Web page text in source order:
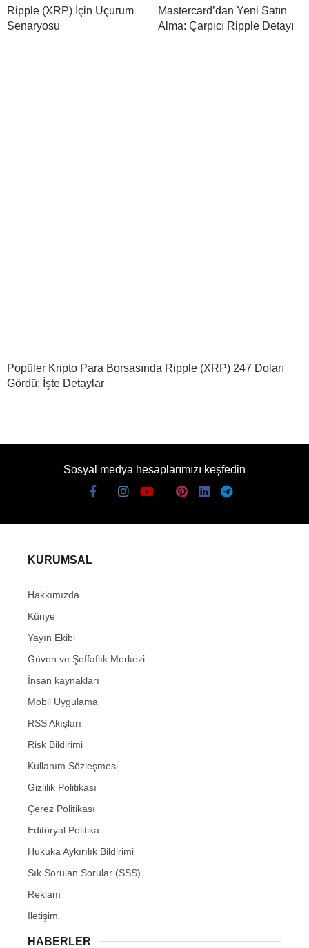
Ripple (XRP) İçin Uçurum
Senaryosu
Mastercard’dan Yeni Satın
Alma: Çarpıcı Ripple Detayı
Popüler Kripto Para Borsasında Ripple (XRP) 247 Doları
Gördü: İşte Detaylar
Sosyal medya hesaplarımızı keşfedin
KURUMSAL
Hakkımızda
Künye
Yayın Ekibi
Güven ve Şeffaflık Merkezi
İnsan kaynakları
Mobil Uygulama
RSS Akışları
Risk Bildirimi
Kullanım Sözleşmesi
Gizlilik Politikası
Çerez Politikası
Editöryal Politika
Hukuka Aykırılık Bildirimi
Sık Sorulan Sorular (SSS)
Reklam
İletişim
HABERLER